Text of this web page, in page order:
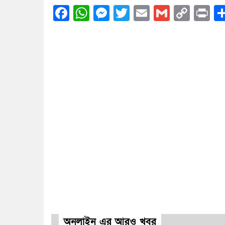
Facebook
WhatsApp
Messenger
Twitter
EmailGmail
অনলাইন এর আরও খবর